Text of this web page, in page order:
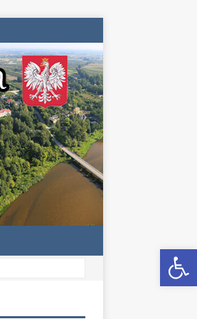
Otwórz pasek narzędzi